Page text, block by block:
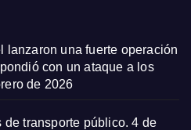
lanzaron una fuerte operación
con un ataque a los
de 2026
de transporte público. 4 de